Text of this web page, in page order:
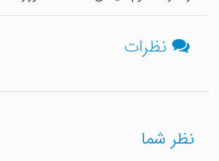
نظرات
نظر شما